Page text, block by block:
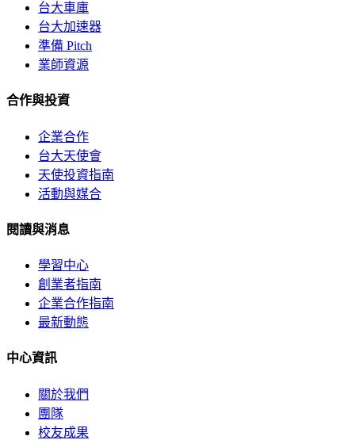
台大車庫
台大加速器
準備 Pitch
業師資源
合作與投資
企業合作
台大天使會
天使投資指南
活動與媒合
閱讀與消息
學習中心
創業者指南
企業合作指南
最新動態
中心資訊
關於我們
團隊
校友成果